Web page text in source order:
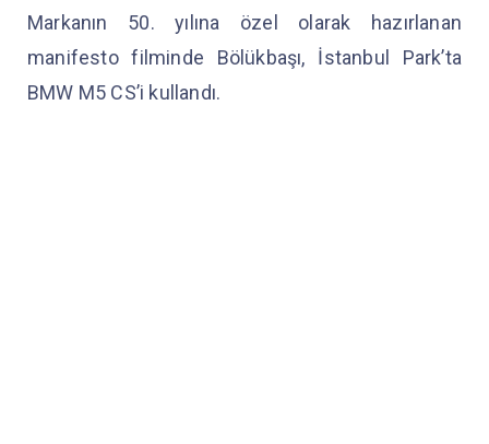
Markanın 50. yılına özel olarak hazırlanan
manifesto filminde Bölükbaşı, İstanbul Park’ta
BMW M5 CS’i kullandı.